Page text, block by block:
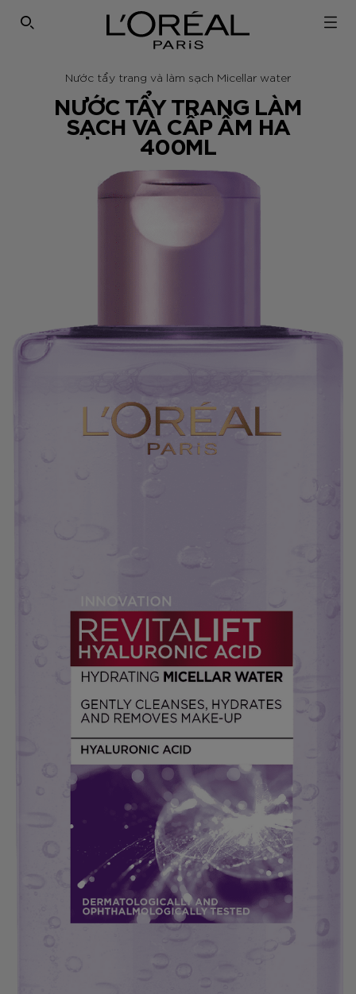
SEARCH THIS SITE
Nước tẩy trang và làm sạch Micellar water
NƯỚC TẨY TRANG LÀM
SẠCH VÀ CẤP ẨM HA
400ML